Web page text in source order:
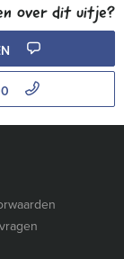
over dit uitje?